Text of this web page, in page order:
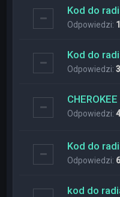
Kod do
Odpowiedzi: 1
Kod do
Odpowiedzi:3
Odpowiedzi:
Kod do
Odpowiedzi: 6
kod do